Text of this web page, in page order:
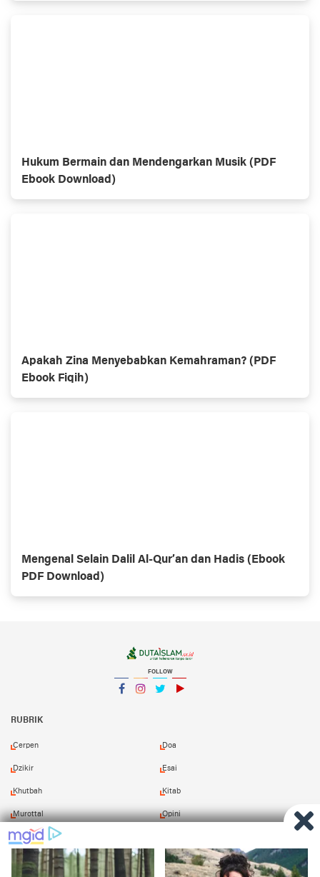
Hukum Bermain dan Mendengarkan Musik (PDF
Ebook Download)
Apakah Zina Menyebabkan Kemahraman? (PDF
Ebook Fiqih)
Mengenal Selain Dalil Al-Qur’an dan Hadis (Ebook
PDF Download)
FOLLOW
RUBRIK
Cerpen Doa
Dzikir Esai
Khutbah Kitab
Murottal Opini
Puisi
Shalawat Tafsir